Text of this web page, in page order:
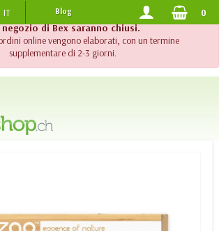
al 20 agosto 2026, l'assistenza telefonica
di Bex saranno chiusi.
online vengono elaborati, con un termine
supplementare di 2-3 giorni.
SPEDIZIONE GRATUITADA 120.-
IT Blog 0